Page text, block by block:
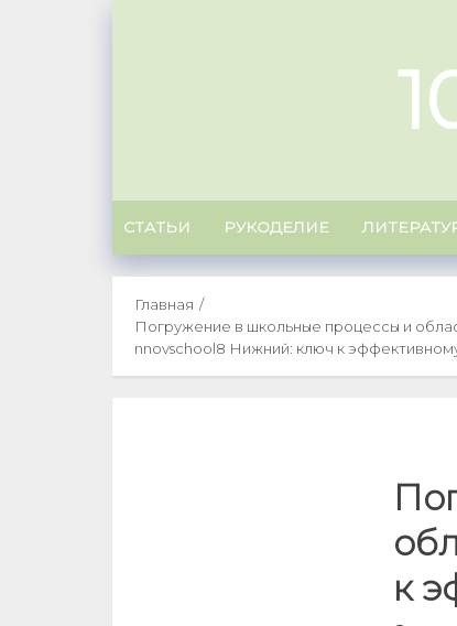
СТАТЬИ РУКОДЕЛИЕ
Главная
Погружение в школьные процессы и
nnovschool8 Нижний: ключ к
к